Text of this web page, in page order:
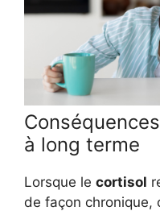
à long terme
Lorsque le cortisol
de façon chronique,